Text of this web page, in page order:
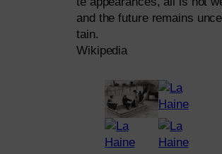
and the future remains
tain.
Wikipedia